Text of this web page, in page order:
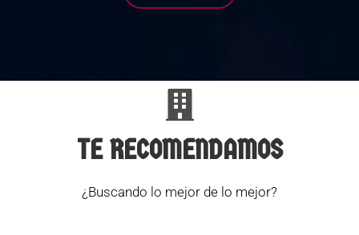
TE RECOMENDAMOS
¿Buscando lo mejor de lo mejor?